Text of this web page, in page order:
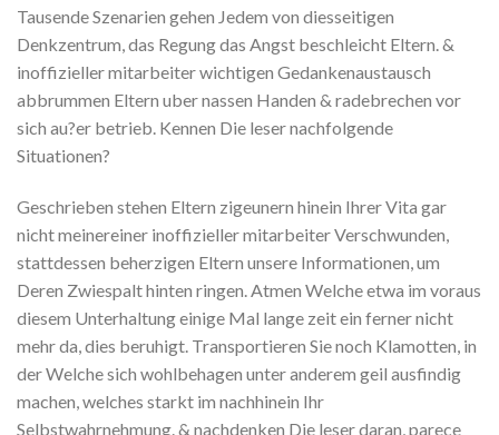
Tausende Szenarien gehen Jedem von diesseitigen
Denkzentrum, das Regung das Angst beschleicht Eltern. &
inoffizieller mitarbeiter wichtigen Gedankenaustausch
abbrummen Eltern uber nassen Handen & radebrechen vor
sich au?er betrieb. Kennen Die leser nachfolgende
Situationen?
Geschrieben stehen Eltern zigeunern hinein Ihrer Vita gar
nicht meinereiner inoffizieller mitarbeiter Verschwunden,
stattdessen beherzigen Eltern unsere Informationen, um
Deren Zwiespalt hinten ringen. Atmen Welche etwa im voraus
diesem Unterhaltung einige Mal lange zeit ein ferner nicht
mehr da, dies beruhigt. Transportieren Sie noch Klamotten, in
der Welche sich wohlbehagen unter anderem geil ausfindig
machen, welches starkt im nachhinein Ihr
Selbstwahrnehmung. & nachdenken Die leser daran, parece